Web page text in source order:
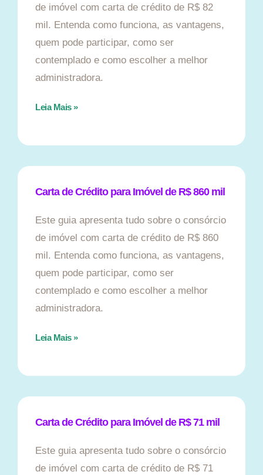
de imóvel com carta de crédito de R$ 82
mil. Entenda como funciona, as vantagens,
quem pode participar, como ser
contemplado e como escolher a melhor
administradora.
Leia Mais »
Carta de Crédito para Imóvel de R$ 860 mil
Este guia apresenta tudo sobre o consórcio
de imóvel com carta de crédito de R$ 860
mil. Entenda como funciona, as vantagens,
quem pode participar, como ser
contemplado e como escolher a melhor
administradora.
Leia Mais »
Carta de Crédito para Imóvel de R$ 71 mil
Este guia apresenta tudo sobre o consórcio
de imóvel com carta de crédito de R$ 71